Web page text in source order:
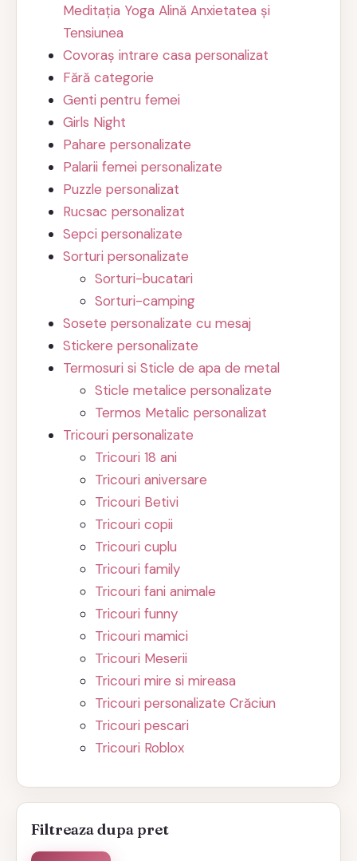
Meditația Yoga Alină Anxietatea și
Tensiunea
Covoraș intrare casa personalizat
Fără categorie
Genti pentru femei
Girls Night
Pahare personalizate
Palarii femei personalizate
Puzzle personalizat
Rucsac personalizat
Sepci personalizate
Sorturi personalizate
Sorturi-bucatari
Sorturi-camping
Sosete personalizate cu mesaj
Stickere personalizate
Termosuri si Sticle de apa de metal
Sticle metalice personalizate
Termos Metalic personalizat
Tricouri personalizate
Tricouri 18 ani
Tricouri aniversare
Tricouri Betivi
Tricouri copii
Tricouri cuplu
Tricouri family
Tricouri fani animale
Tricouri funny
Tricouri mamici
Tricouri Meserii
Tricouri mire si mireasa
Tricouri personalizate Crăciun
Tricouri pescari
Tricouri Roblox
Filtreaza dupa pret